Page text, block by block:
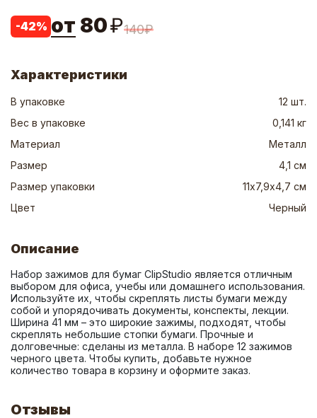
-42% от 80₽140₽
Характеристики
В упаковке
12 шт.
Вес в упаковке
0,141 кг
Материал
Металл
Размер
4,1 см
Размер упаковки
11х7,9х4,7 см
Цвет
Черный
Описание
Набор зажимов для бумаг ClipStudio является отличным
выбором для офиса, учебы или домашнего использования.
Используйте их, чтобы скреплять листы бумаги между
собой и упорядочивать документы, конспекты, лекции.
Ширина 41 мм – это широкие зажимы, подходят, чтобы
скреплять небольшие стопки бумаги. Прочные и
долговечные: сделаны из металла. В наборе 12 зажимов
черного цвета. Чтобы купить, добавьте нужное
количество товара в корзину и оформите заказ.
Отзывы